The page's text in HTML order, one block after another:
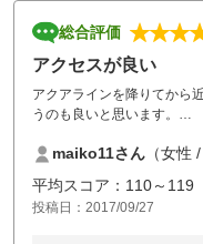
総合評価
アクセスが良い
アクアラインを降りてから
うのも良いと思います。
ました。
maiko11さん （女性
平均スコア：110～119
投稿日：2017/09/27